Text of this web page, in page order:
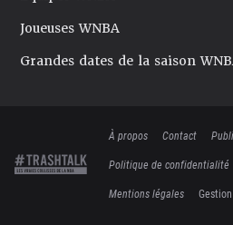
Joueuses WNBA
Grandes dates de la saison
À propos Contact
Politique de confidentialité
Mentions légales